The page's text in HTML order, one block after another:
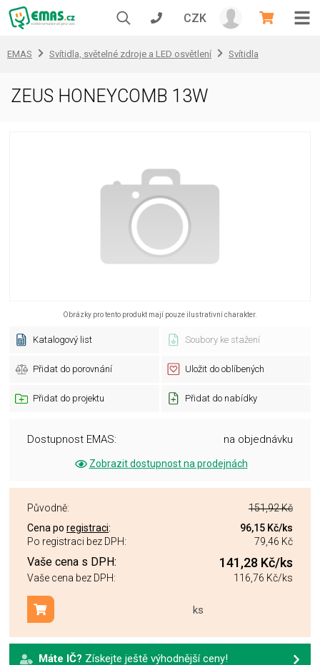
CZK
EMAS Svítidla, světelné zdroje a LED osvětlení Svítidla
ZEUS HONEYCOMB 13W
Obrázky pro tento produkt mají pouze ilustrativní charakter.
Katalogový list Soubory ke stažení
Přidat do porovnání Uložit do oblíbených
Přidat do projektu Přidat do nabídky
Dostupnost EMAS: na objednávku
Zobrazit dostupnost na prodejnách
Původně:
151,92 Kč
Cena po registraci: 96,15 Kč/ks
Po registraci bez DPH:
79,46 Kč
Vaše cena s DPH: 141,28 Kč/ks
Vaše cena bez DPH: 116,76 Kč/ks
ks
Přidat do košíku
Máte IČ? Získejte ještě výhodnější ceny!